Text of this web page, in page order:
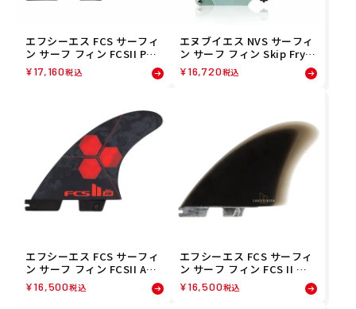
エフシーエス FCS サーフィ
ン サーフ フィン FCSII PER
FORMER PC TRA/BLU TRI
M FPER-PC06-MD-TSR
¥17,160税込
エヌブイエス NVS サーフィ
ン サーフ フィン Skip Frye
7.5 Single Fin 05240001
¥16,720税込
エフシーエス FCS サーフィ
ン サーフ フィン FCSII AM
PC RED TRI SET S FAMS-P
C04-SMTSR
¥16,500税込
エフシーエス FCS サーフィ
ン サーフ フィン FCS II ク
リステンソン キールツイン
セット PG ブラック FCHR-P
¥16,500税込